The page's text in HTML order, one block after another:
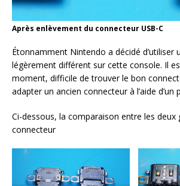
Après enlèvement du connecteur USB-C
Étonnamment Nintendo a décidé d’utiliser
légèrement différent sur cette console. Il
moment, difficile de trouver le bon
adapter un ancien connecteur à l’aide d’un
Ci-dessous, la comparaison entre les deux
connecteur